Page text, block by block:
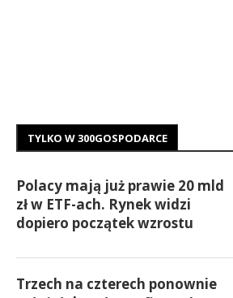
TYLKO W 300GOSPODARCE
Polacy mają już prawie 20 mld
zł w ETF-ach. Rynek widzi
dopiero początek wzrostu
Trzech na czterech ponownie